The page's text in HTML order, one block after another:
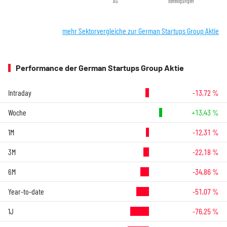
mehr Sektorvergleiche zur German Startups Group Aktie
Performance der German Startups Group Aktie
Intraday -13,72 %
Woche +13,43 %
1M -12,31 %
3M -22,18 %
6M -34,86 %
Year-to-date -51,07 %
1J -76,25 %